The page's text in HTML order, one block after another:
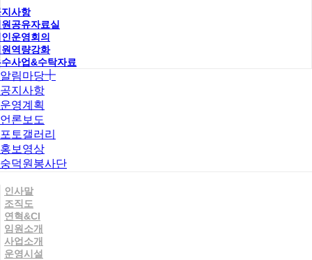
사항
공유자료실
운영회의
역량강화
사업&수탁자료
알림마당
공지사항
운영계획
언론보도
포토갤러리
홍보영상
숭덕원봉사단
인사말
조직도
연혁&CI
임원소개
사업소개
운영시설